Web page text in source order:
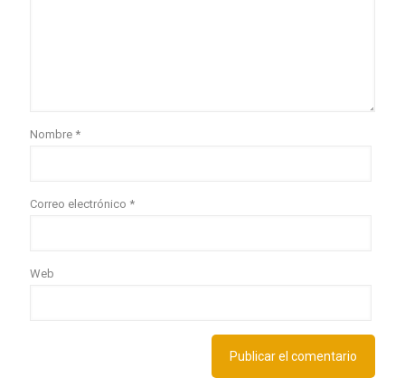
Nombre *
Correo electrónico *
Web